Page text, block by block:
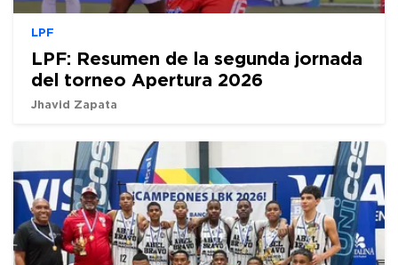
LPF
LPF: Resumen de la segunda jornada
del torneo Apertura 2026
Jhavid Zapata